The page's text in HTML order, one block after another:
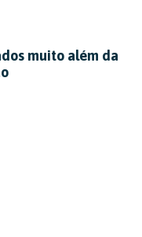
muito além da